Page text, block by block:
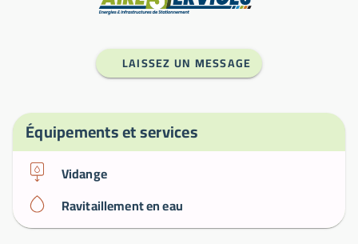
LAISSEZ UN MESSAGE
Équipements et services
Vidange
Ravitaillement en eau